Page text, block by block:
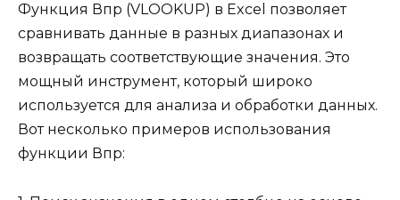
Функция Впр (VLOOKUP) в Excel позволяет
сравнивать данные в разных диапазонах и
возвращать соответствующие значения. Это
мощный инструмент, который широко
используется для анализа и обработки данных.
Вот несколько примеров использования
функции Впр: